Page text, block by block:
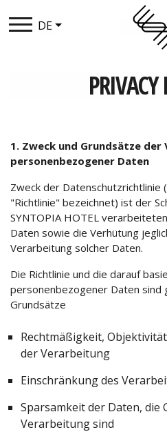
DE
DAS SYNTOPIA
KULINARISCHES
FREIZEIT
LOYALTY CLUB
DEALS &
GALLERIE
MAKE A REQUEST
KARRIERE
PRIVACY
1. Zweck und Grundsätze
personenbezogener Daten
Zweck der Datenschutzrichtlinie
"Richtlinie" bezeichnet) ist der
SYNTOPIA HOTEL
Daten sowie die Verhütung
Verarbeitung solcher Daten.
Die Richtlinie und die darauf
personenbezogener Daten
Grundsätze
Rechtmäßigkeit,
der Verarbeitung
Einschränkung des
Sparsamkeit der Daten, die
Verarbeitung sind